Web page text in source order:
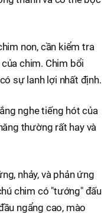
non, cần kiểm tra
chim. Chim bổi
sự lanh lợi nhất định.
nghe tiếng hót của
thường rất hay và
nhảy, và phản ứng
chim có "tướng" đấu
ngẩng cao, mào